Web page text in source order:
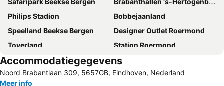
Safaripark Beekse Bergen
Brabanthallen 's-Hertogenbosch
Philips Stadion
Bobbejaanland
Speelland Beekse Bergen
Designer Outlet Roermond
Toverland
Station Roermond
Carnaval
De Lilse Bergen
Park Molenheide
Het klooster van Meersel-Dreef en Mariapark
Accommodatiegegevens
Noord Brabantlaan 309, 5657GB, Eindhoven, Nederland
Meer info